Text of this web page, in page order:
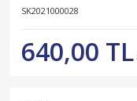
SK2021000028
640,00 TL